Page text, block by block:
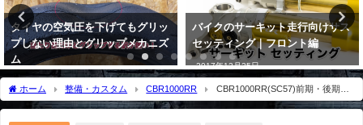
バイクのサーキット走行向けサス
セッティング｜フロント編
2017年12月25日
247馬力173kg!!DUCATI
Superleggera V4 チェンテナリオ
記念モデルの全貌
ホーム 整備・カスタム CBR1000RR
CBR1000RR(SC57)前期・後期の
ECUフルパワー化リミッターカットの配線図と方法